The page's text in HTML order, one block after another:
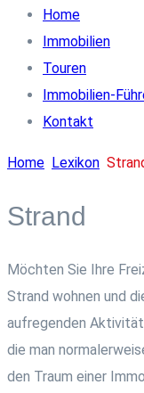
Home
Immobilien
Touren
Immobilien-
Kontakt
Home Lexikon
Strand
Möchten Sie Ihre
Strand wohnen und
aufregenden
die man
den Traum einer